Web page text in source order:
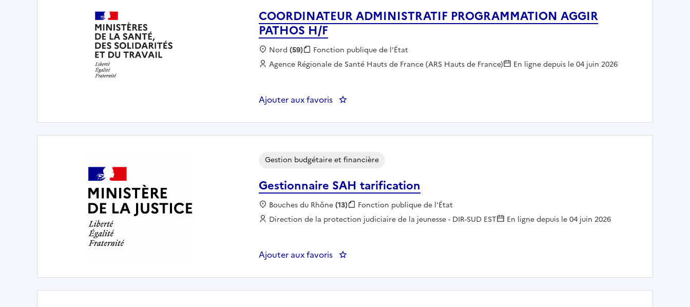
COORDINATEUR ADMINISTRATIF PROGRAMMATION AGGIR
PATHOS H/F
Localisation :
Nord(59) Fonction publique :
Fonction publique de l'État
Employeur :
Agence Régionale de Santé Hauts de France (ARS Hauts de France) En ligne depuis le 04 juin 2026
Ajouter aux favoris : COORDINATEUR ADMINISTRATIF PROGRAMMATION AGGIR PATHOS H/F
Gestionnaire SAH tarification
Gestion budgétaire et financière
Localisation :
Bouches du Rhône(13) Fonction publique :
Fonction publique de l'État
Employeur :
Direction de la protection judiciaire de la jeunesse - DIR-SUD EST En ligne depuis le 04 juin 2026
Ajouter aux favoris : Gestionnaire SAH tarification